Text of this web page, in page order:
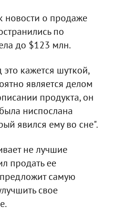
новости о продаже
по
до $123 млн.
кажется шуткой,
является делом
продукта, он
ниспослана
явился ему во сне".
не лучшие
продать ее
самую
свое